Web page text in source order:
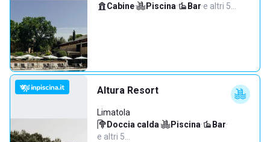
Cabine· Piscina· Bar·e altri 5…
Altura Resort
Limatola
Doccia calda· Piscina· Bar·
e altri 5…